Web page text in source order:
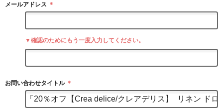
メールアドレス ＊
▼確認のためにもう一度入力してください。
お問い合わせタイトル ＊